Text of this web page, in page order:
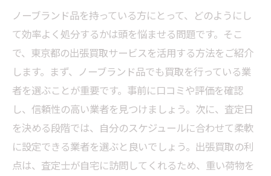
ノーブランド品を持っている方にとって、どのようにし
て効率よく処分するかは頭を悩ませる問題です。そこ
で、東京都の出張買取サービスを活用する方法をご紹介
します。まず、ノーブランド品でも買取を行っている業
者を選ぶことが重要です。事前に口コミや評価を確認
し、信頼性の高い業者を見つけましょう。次に、査定日
を決める段階では、自分のスケジュールに合わせて柔軟
に設定できる業者を選ぶと良いでしょう。出張買取の利
点は、査定士が自宅に訪問してくれるため、重い荷物を